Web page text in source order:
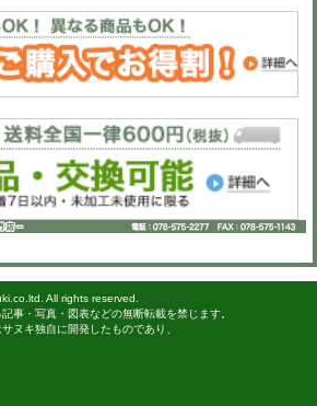
78104
2,300円(税抜)
社名刺繍不可